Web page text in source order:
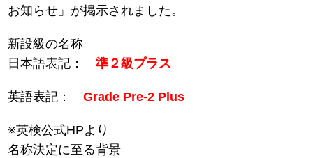
お知らせ」が掲示されました。
新設級の名称
日本語表記：準２級プラス
英語表記：Grade Pre-2 Plus
※英検公式HPより
名称決定に至る背景